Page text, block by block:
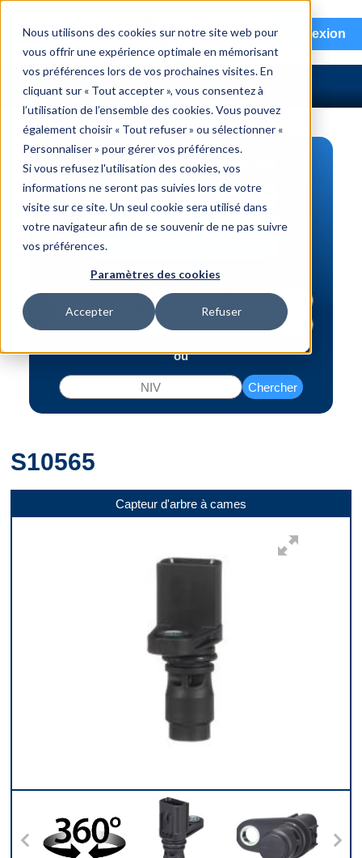
Nous utilisons des cookies sur notre site web pour
vous offrir une expérience optimale en mémorisant
vos préférences lors de vos prochaines visites. En
cliquant sur « Tout accepter », vous consentez à
l’utilisation de l’ensemble des cookies. Vous pouvez
également choisir « Tout refuser » ou sélectionner «
Personnaliser » pour gérer vos préférences.
Si vous refusez l'utilisation des cookies, vos
informations ne seront pas suivies lors de votre
visite sur ce site. Un seul cookie sera utilisé dans
votre navigateur afin de se souvenir de ne pas suivre
vos préférences.
Paramètres des cookies
Accepter Refuser
menu Connexion
RECHERCHE DE PIÈCES
Véhicule | NIV
Numéro de pièce | interchange
ou
Chercher
S10565
Capteur d'arbre à cames